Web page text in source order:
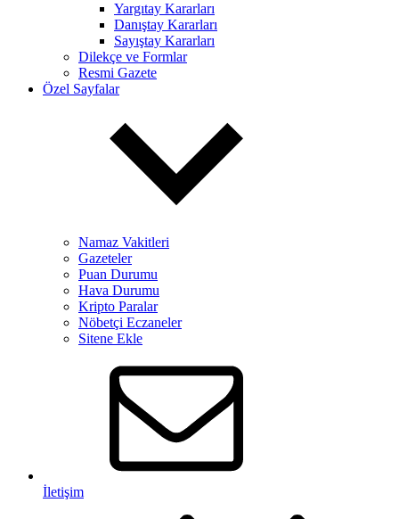
Yargıtay Kararları
Danıştay Kararları
Sayıştay Kararları
Dilekçe ve Formlar
Resmi Gazete
Özel Sayfalar
Namaz Vakitleri
Gazeteler
Puan Durumu
Hava Durumu
Kripto Paralar
Nöbetçi Eczaneler
Sitene Ekle
İletişim